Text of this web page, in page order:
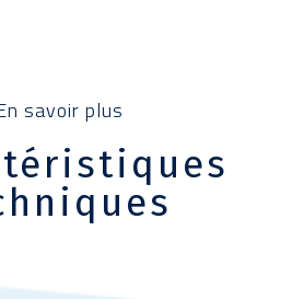
savoir plus